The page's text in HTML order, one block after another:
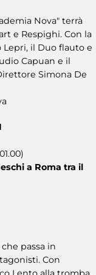
Nova" terrà
e Respighi. Con la
il Duo flauto e
Capuan e il
Simona De
a Roma tra il
passa in
Con